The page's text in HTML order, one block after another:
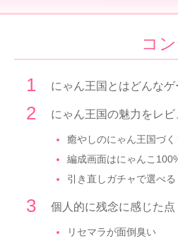
コ
にゃん王国とはどんなゲ
にゃん王国の魅力をレビ
癒やしのにゃん王国づく
編成画面はにゃんこ
引き直しガチャで選べる
個人的に残念に感じた点
リセマラが面倒臭い